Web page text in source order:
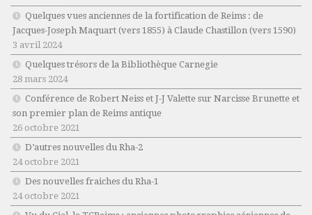
Quelques vues anciennes de la fortification de Reims : de
Jacques-Joseph Maquart (vers 1855) à Claude Chastillon (vers 1590)
3 avril 2024
Quelques trésors de la Bibliothèque Carnegie
28 mars 2024
Conférence de Robert Neiss et J-J Valette sur Narcisse Brunette et
son premier plan de Reims antique
26 octobre 2021
D’autres nouvelles du Rha-2
24 octobre 2021
Des nouvelles fraiches du Rha-1
24 octobre 2021